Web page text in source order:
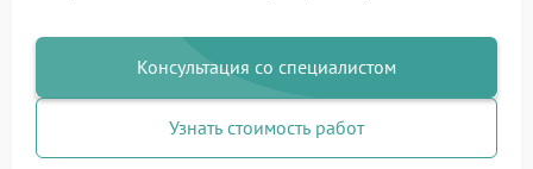
Консультация со специалистом
Узнать стоимость работ